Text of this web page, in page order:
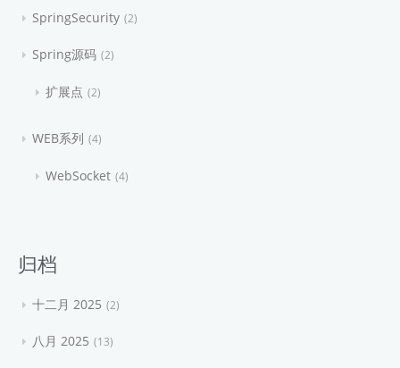
SpringSecurity 2
Spring源码 2
扩展点 2
WEB系列 4
WebSocket 4
归档
十二月 2025 2
八月 2025 13